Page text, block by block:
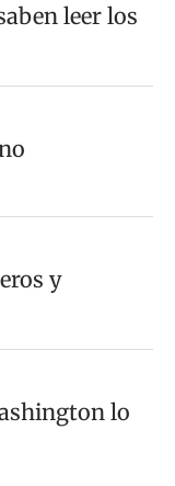
leer los
y
lo